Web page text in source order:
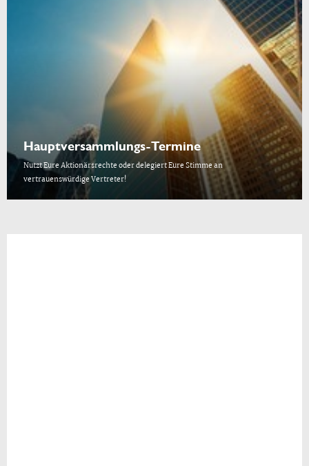
Hauptversammlungs-Termine
Nutzt Eure Aktionärsrechte oder delegiert Eure Stimme an
vertrauenswürdige Vertreter!